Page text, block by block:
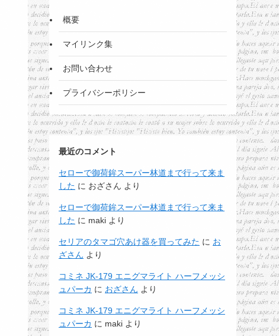
概要
マイリンク集
お問い合わせ
プライバシーポリシー
最近のコメント
セローで御荷鉾スーパー林道まで行って来ま
した に おざさん より
セローで御荷鉾スーパー林道まで行って来ま
した に maki より
セリアのタマゴ穴あけ器を買ってみた に お
ざさん より
コミネ JK-179 エニグマライト ハーフメッシ
ュパーカ に おざさん より
コミネ JK-179 エニグマライト ハーフメッシ
ュパーカ に maki より